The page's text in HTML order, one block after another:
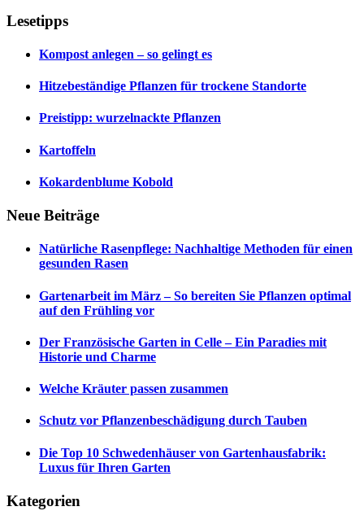
Lesetipps
Kompost anlegen – so gelingt es
Hitzebeständige Pflanzen für trockene Standorte
Preistipp: wurzelnackte Pflanzen
Kartoffeln
Kokardenblume Kobold
Neue Beiträge
Natürliche Rasenpflege: Nachhaltige Methoden für einen
gesunden Rasen
Gartenarbeit im März – So bereiten Sie Pflanzen optimal
auf den Frühling vor
Der Französische Garten in Celle – Ein Paradies mit
Historie und Charme
Welche Kräuter passen zusammen
Schutz vor Pflanzenbeschädigung durch Tauben
Die Top 10 Schwedenhäuser von Gartenhausfabrik:
Luxus für Ihren Garten
Kategorien